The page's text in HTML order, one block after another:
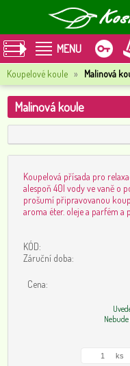
MENU
Koupelové koule » Malinová
Malinová koule
Koupelová přísada pro
alespoň 40l vody ve vaně o
prošumí připravovanou
aroma éter. oleje a parfém
KÓD:
Záruční doba:
Cena: